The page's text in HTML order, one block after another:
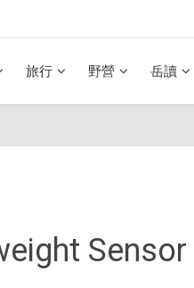
旅行 野營 岳讀